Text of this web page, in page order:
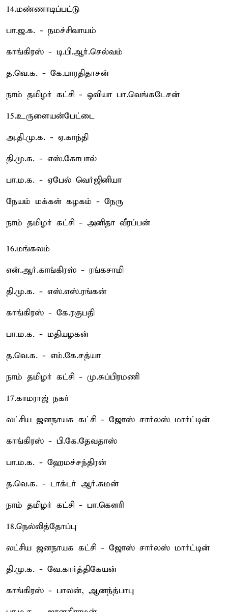
14.மண்ணாடிப்பட்டு
பா.ஜ.க. - நமச்சிவாயம்
காங்கிரஸ் - டி.பி.ஆர்.செல்வம்
த.வெ.க. - கே.பாரதிதாசன்
நாம் தமிழர் கட்சி - ஓவியா பா.வெங்கடேசன்
15.உருளையன்பேட்டை
அ.தி.மு.க. - ஏ.காந்தி
தி.மு.க. - எஸ்.கோபால்
பா.ம.க. - ஏபேல் வெர்ஜினியா
நேயம் மக்கள் கழகம் - நேரு
நாம் தமிழர் கட்சி - அனிதா வீரப்பன்
16.மங்கலம்
என்.ஆர்.காங்கிரஸ் - ரங்கசாமி
தி.மு.க. - எஸ்.எஸ்.ரங்கன்
காங்கிரஸ் - கே.ரகுபதி
பா.ம.க. - மதியழகன்
த.வெ.க. - எம்.கே.சத்யா
நாம் தமிழர் கட்சி - மு.சுப்பிரமணி
17.காமராஜ் நகர்
லட்சிய ஜனநாயக கட்சி - ஜோஸ் சார்லஸ் மார்ட்டின்
காங்கிரஸ் - பி.கே.தேவதாஸ்
பா.ம.க. - ஹேமச்சந்திரன்
த.வெ.க. - டாக்டர் ஆர்.சுமன்
நாம் தமிழர் கட்சி - பா.கெளரி
18.நெல்லித்தோப்பு
லட்சிய ஜனநாயக கட்சி - ஜோஸ் சார்லஸ் மார்ட்டின்
தி.மு.க. - வே.கார்த்திகேயன்
காங்கிரஸ் - பாலன், ஆனந்த்பாபு